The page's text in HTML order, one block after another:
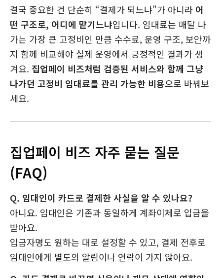
결국 중요한 건 단순히 “결제가 되느냐”가 아니라 어
떤 구조로, 어디에 맡기느냐입니다. 임대료는 매달 나
가는 가장 큰 고정비인 만큼 수수료, 운영 구조, 보안까
지 함께 비교해야 실제 운영에서 긍정적인 결과가 생
겨요. 집업페이 비즈처럼 검증된 서비스와 함께 그냥
나가던 고정비 임대료를 관리 가능한 비용으로 바꿔보
세요.
집업페이 비즈 자주 묻는 질문
(FAQ)
Q. 임대인이 카드로 결제한 사실을 알 수 있나요?
아니요. 임대인은 기존과 동일하게 계좌이체로 입금을
받아요.
입금자명도 원하는 대로 설정할 수 있고, 결제 전후로
임대인에게 별도의 알림이나 연락이 가지 않아요.